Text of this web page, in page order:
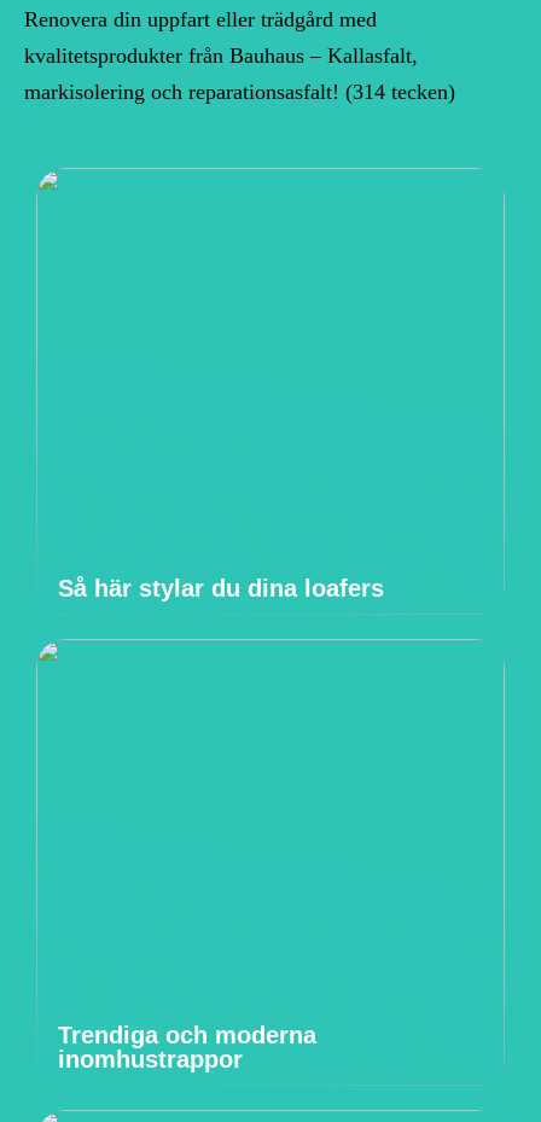
Renovera din uppfart eller trädgård med
kvalitetsprodukter från Bauhaus – Kallasfalt,
markisolering och reparationsasfalt! (314 tecken)
Så här stylar du dina loafers
Trendiga och moderna
inomhustrappor